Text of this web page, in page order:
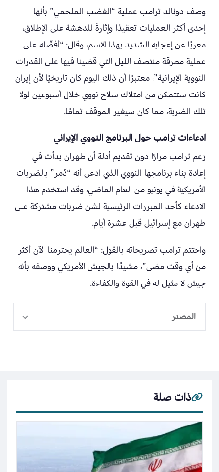
وصف دونالد ترامب عملية “الغضب الملحمي” بأنها
إحدى أكثر العمليات تعقيدًا وإثارةً للدهشة على الإطلاق،
معربًا عن إعجابه الشديد بهذا الاسم، وقال: “أفضّله على
عملية مطرقة منتصف الليل التي قضينا فيها على القدرات
النووية الإيرانية”، معتبرًا أن ذلك اليوم كان تاريخيًا لأن إيران
كانت ستتمكن من امتلاك سلاح نووي خلال أسبوعين لولا
تلك الضربة، مما كان سيغير الموقف تمامًا.
ادعاءات ترامب حول البرنامج النووي الإيراني
زعم ترامب مرارًا دون تقديم أدلة أن طهران بدأت في
إعادة بناء برنامجها النووي الذي ادعى أنه “دُمر” بالضربات
الأمريكية في يونيو من العام الماضي، وقد استخدم هذا
الادعاء كأحد المبررات الرئيسية لشن ضربات مشتركة على
طهران مع إسرائيل قبل عشرة أيام.
واختتم ترامب تصريحاته بالقول: “العالم يحترمنا الآن أكثر
من أي وقت مضى”، مشيدًا بالجيش الأمريكي ووصفه بأنه
جيش لا مثيل له في القوة والكفاءة.
المصدر
ذات صلة